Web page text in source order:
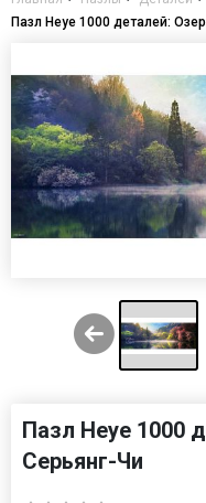
Пазл Heye 1000 деталей:
Пазл Heye 1000
Серьянг-Чи